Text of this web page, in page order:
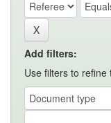
Add filters:
Use filters to